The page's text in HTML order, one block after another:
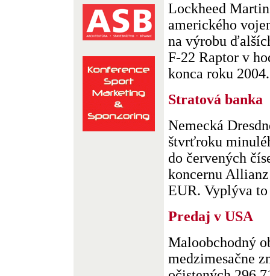
Lockheed
amerického
na výrobu
F-22 Raptor v
konca roku
Stratová banka
Nemecká
štvrťroku
do červených
koncernu
EUR. Vyplýva to
Predaj v USA
Maloobchodný
medzimesačne